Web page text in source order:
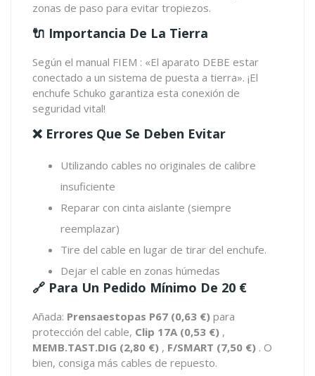
zonas de paso para evitar tropiezos.
🔌 Importancia De La Tierra
Según el manual FIEM : «El aparato DEBE estar
conectado a un sistema de puesta a tierra». ¡El
enchufe Schuko garantiza esta conexión de
seguridad vital!
❌ Errores Que Se Deben Evitar
Utilizando cables no originales de calibre
insuficiente
Reparar con cinta aislante (siempre
reemplazar)
Tire del cable en lugar de tirar del enchufe.
Dejar el cable en zonas húmedas
🔗 Para Un Pedido Mínimo De 20 €
Añada: Prensaestopas P67 (0,63 €) para
protección del cable, Clip 17A (0,53 €) ,
MEMB.TAST.DIG (2,80 €) , F/SMART (7,50 €) . O
bien, consiga más cables de repuesto.